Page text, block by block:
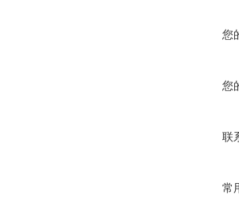
您
您
联
常